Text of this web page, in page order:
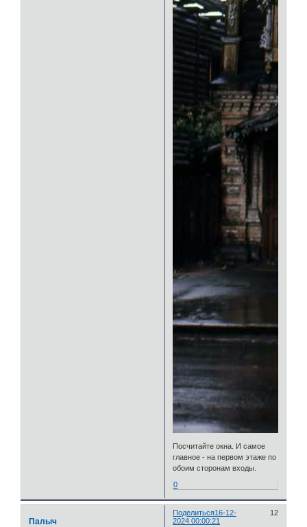
Посчитайте окна. И самое
главное - на первом этаже по
обоим сторонам входы.
0
Поделиться 12
16-12-
2024 00:00:21
Палыч